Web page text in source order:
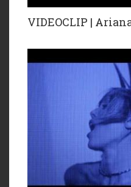
VIDEOCLIP |